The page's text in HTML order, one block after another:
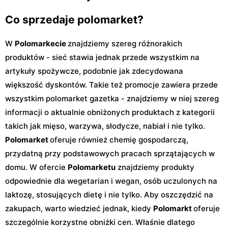
Co sprzedaje polomarket?
W Polomarkecie znajdziemy szereg różnorakich
produktów - sieć stawia jednak przede wszystkim na
artykuły spożywcze, podobnie jak zdecydowana
większość dyskontów. Takie też promocje zawiera przede
wszystkim polomarket gazetka - znajdziemy w niej szereg
informacji o aktualnie obniżonych produktach z kategorii
takich jak mięso, warzywa, słodycze, nabiał i nie tylko.
Polomarketoferuje również chemię gospodarczą,
przydatną przy podstawowych pracach sprzątających w
domu. W ofercie Polomarketu znajdziemy produkty
odpowiednie dla wegetarian i wegan, osób uczulonych na
laktozę, stosujących dietę i nie tylko. Aby oszczędzić na
zakupach, warto wiedzieć jednak, kiedy Polomarktoferuje
szczególnie korzystne obniżki cen. Właśnie dlatego